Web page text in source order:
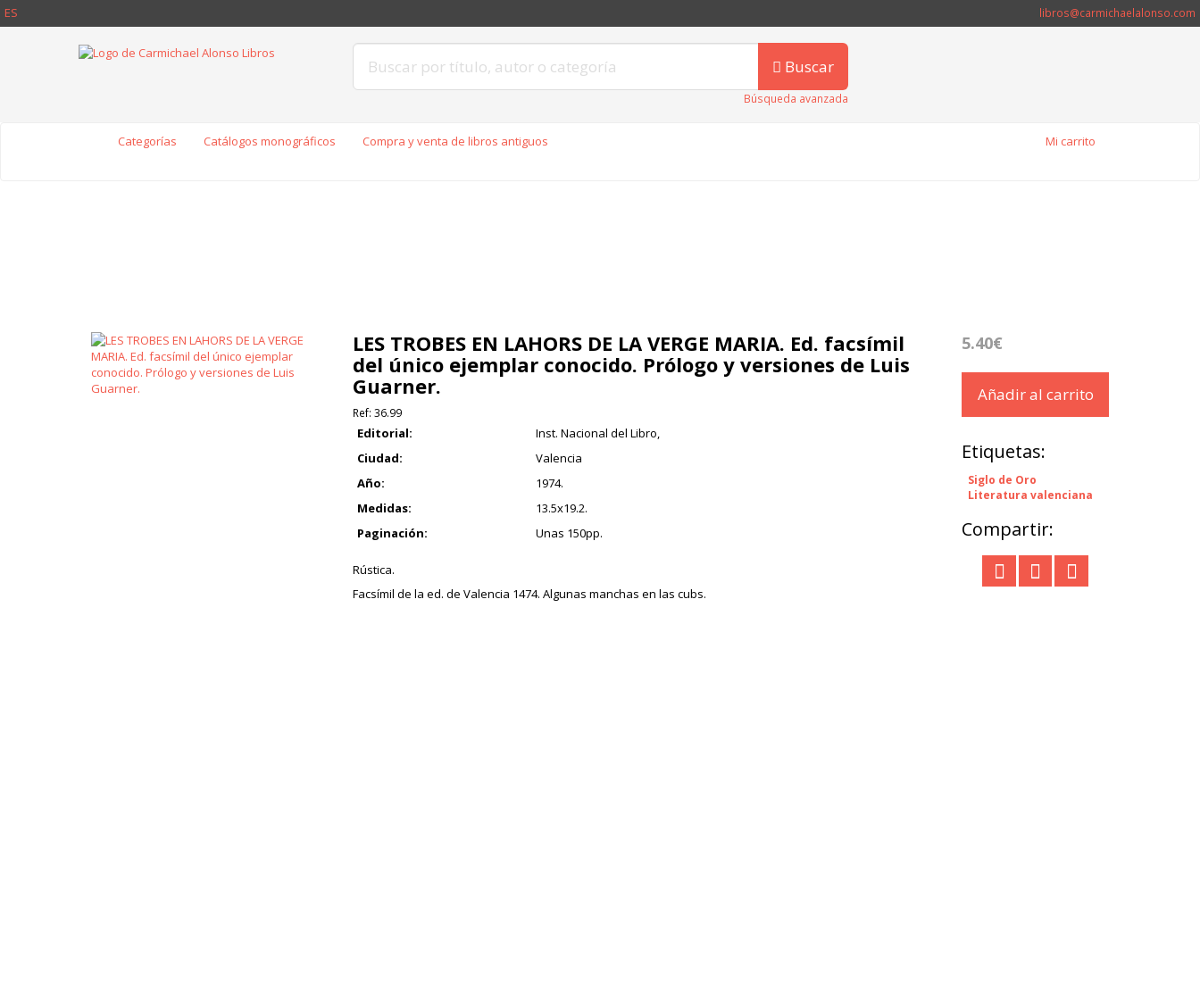
ES libros@carmichaelalonso.com
Buscar
Búsqueda avanzada
Categorías Catálogos monográficos Compra y venta de libros antiguos Mi carrito
LES TROBES EN LAHORS DE LA VERGE MARIA. Ed. facsímil
del único ejemplar conocido. Prólogo y versiones de Luis
Guarner.
Ref: 36.99
Editorial:
Inst. Nacional del Libro,
Ciudad:
Valencia
Año:
1974.
Medidas:
13.5x19.2.
Paginación:
Unas 150pp.
Rústica.
Facsímil de la ed. de Valencia 1474. Algunas manchas en las cubs.
5.40€
Añadir al carrito
Etiquetas:
Siglo de Oro
Literatura valenciana
Compartir: